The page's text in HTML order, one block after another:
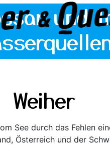
und
Weiher
See durch das Fehlen
Österreich und der